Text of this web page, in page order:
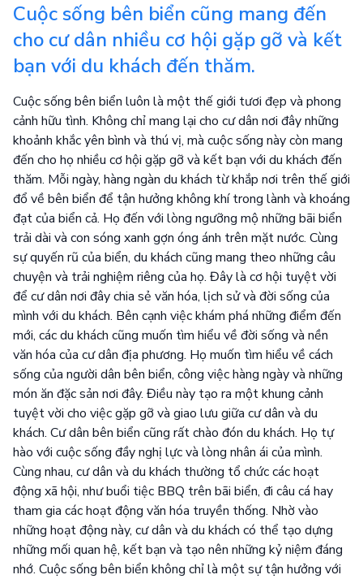
Cuộc sống bên biển cũng mang đến
cho cư dân nhiều cơ hội gặp gỡ và kết
bạn với du khách đến thăm.
Cuộc sống bên biển luôn là một thế giới tươi đẹp và phong
cảnh hữu tình. Không chỉ mang lại cho cư dân nơi đây những
khoảnh khắc yên bình và thú vị, mà cuộc sống này còn mang
đến cho họ nhiều cơ hội gặp gỡ và kết bạn với du khách đến
thăm. Mỗi ngày, hàng ngàn du khách từ khắp nơi trên thế giới
đổ về bên biển để tận hưởng không khí trong lành và khoáng
đạt của biển cả. Họ đến với lòng ngưỡng mộ những bãi biển
trải dài và con sóng xanh gợn óng ánh trên mặt nước. Cùng
sự quyến rũ của biển, du khách cũng mang theo những câu
chuyện và trải nghiệm riêng của họ. Đây là cơ hội tuyệt vời
để cư dân nơi đây chia sẻ văn hóa, lịch sử và đời sống của
mình với du khách. Bên cạnh việc khám phá những điểm đến
mới, các du khách cũng muốn tìm hiểu về đời sống và nền
văn hóa của cư dân địa phương. Họ muốn tìm hiểu về cách
sống của người dân bên biển, công việc hàng ngày và những
món ăn đặc sản nơi đây. Điều này tạo ra một khung cảnh
tuyệt vời cho việc gặp gỡ và giao lưu giữa cư dân và du
khách. Cư dân bên biển cũng rất chào đón du khách. Họ tự
hào với cuộc sống đầy nghị lực và lòng nhân ái của mình.
Cùng nhau, cư dân và du khách thường tổ chức các hoạt
động xã hội, như buổi tiệc BBQ trên bãi biển, đi câu cá hay
tham gia các hoạt động văn hóa truyền thống. Nhờ vào
những hoạt động này, cư dân và du khách có thể tạo dựng
những mối quan hệ, kết bạn và tạo nên những kỷ niệm đáng
nhớ. Cuộc sống bên biển không chỉ là một sự tận hưởng với